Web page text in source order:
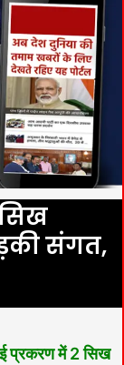
संगत,
प्रकरण में 2 सिख